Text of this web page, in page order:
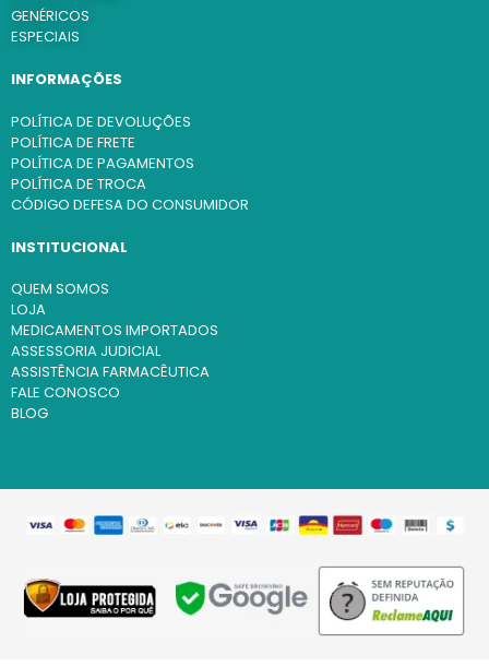
GENÉRICOS
ESPECIAIS
INFORMAÇÕES
POLÍTICA DE DEVOLUÇÕES
POLÍTICA DE FRETE
POLÍTICA DE PAGAMENTOS
POLÍTICA DE TROCA
CÓDIGO DEFESA DO CONSUMIDOR
INSTITUCIONAL
QUEM SOMOS
LOJA
MEDICAMENTOS IMPORTADOS
ASSESSORIA JUDICIAL
ASSISTÊNCIA FARMACÊUTICA
FALE CONOSCO
BLOG